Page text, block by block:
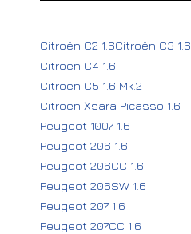
Citroën C2 1.6Citroën C3 1.6
Citroën C4 1.6
Citroën C5 1.6 Mk.2
Citroën Xsara Picasso 1.6
Peugeot 1007 1.6
Peugeot 206 1.6
Peugeot 206CC 1.6
Peugeot 206SW 1.6
Peugeot 207 1.6
Peugeot 207CC 1.6